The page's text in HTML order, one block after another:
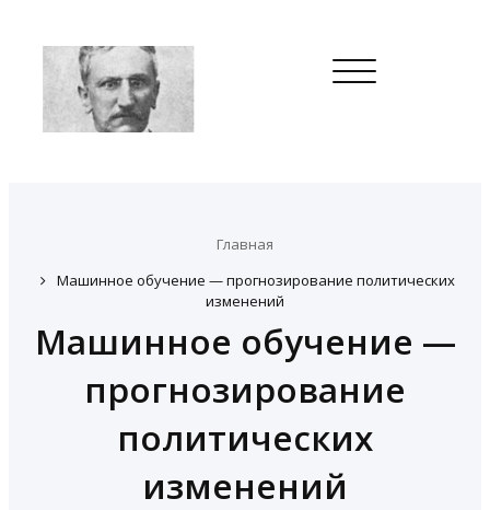
Toggle
navigation
Главная
Машинное обучение — прогнозирование политических
изменений
Машинное обучение —
прогнозирование
политических
изменений